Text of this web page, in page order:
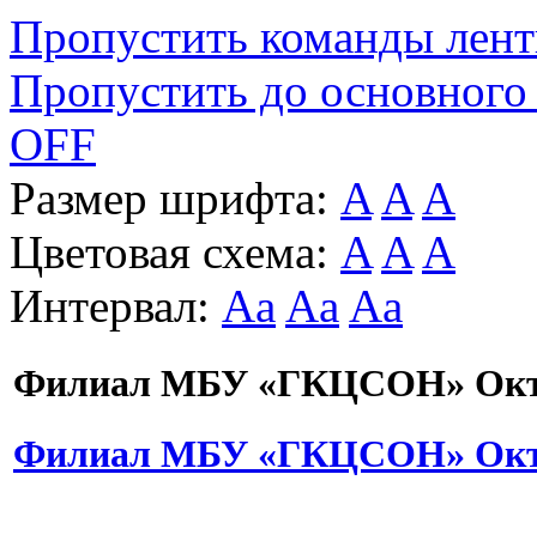
Пропустить команды
Пропустить до основного
OFF
Размер шрифта: A A A
Цветовая схема: A A A
Интервал: Aa Aa Aa
Филиал МБУ «ГКЦСОН»
Филиал МБУ «ГКЦСОН»